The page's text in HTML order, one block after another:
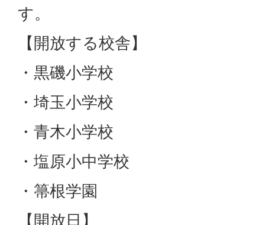
す。
【開放する校舎】
・黒磯小学校
・埼玉小学校
・青木小学校
・塩原小中学校
・箒根学園
【開放日】